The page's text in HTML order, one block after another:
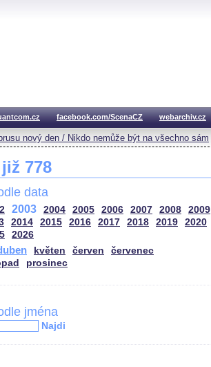
facebook.com/ScenaCZ webarchiv.cz
nový den / Nikdo nemůže být na všechno sám
778
data
2003 2004 2005 2006 2007 2008
2009
2014 2015 2016 2017 2018 2019 2020
2026
květen červen
červenec
prosinec
jména
Najdi